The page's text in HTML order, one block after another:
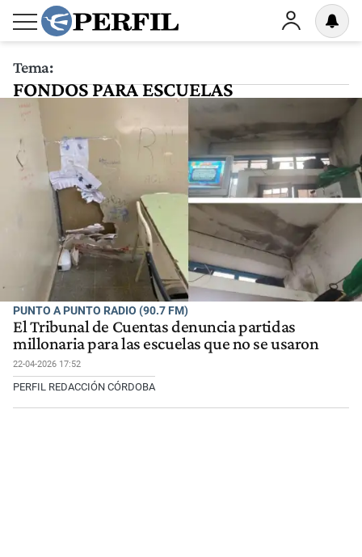
Tema:
FONDOS PARA ESCUELAS
PUNTO A PUNTO RADIO (90.7 FM)
El Tribunal de Cuentas denuncia partidas
millonaria para las escuelas que no se usaron
22-04-2026 17:52
PERFIL REDACCIÓN CÓRDOBA